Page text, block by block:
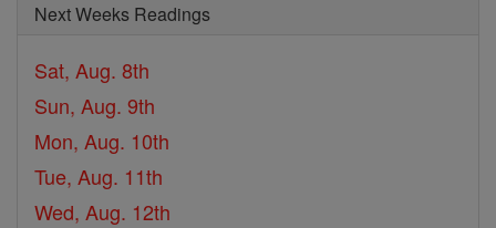
Next Weeks Readings
Sat, Aug. 8th
Sun, Aug. 9th
Mon, Aug. 10th
Tue, Aug. 11th
Wed, Aug. 12th